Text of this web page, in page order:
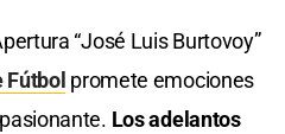
“José Luis Burtovoy”
Fútbol promete emociones
Los adelantos